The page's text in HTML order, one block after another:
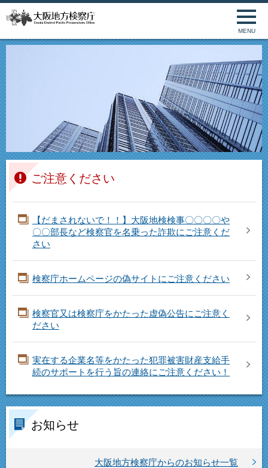
MENU
ご注意ください
【だまされないで！！】大阪地検検事〇〇〇〇や
〇〇部長など検察官を名乗った詐欺にご注意くだ
さい
検察庁ホームページの偽サイトにご注意ください
検察官又は検察庁をかたった虚偽公告にご注意く
ださい
実在する企業名等をかたった犯罪被害財産支給手
続のサポートを行う旨の連絡にご注意ください！
大阪地方検察庁からのお知らせ一覧
お知らせ